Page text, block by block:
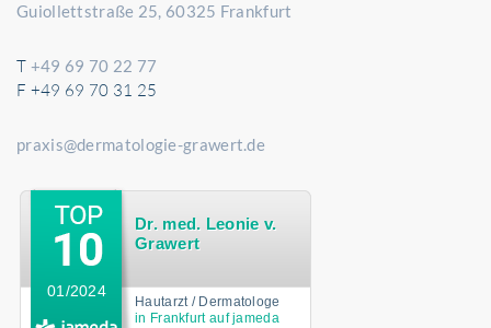
Guiollettstraße 25, 60325 Frankfurt
T +49 69 70 22 77
F +49 69 70 31 25
praxis@dermatologie-grawert.de
Dr. med. Leonie v.
Grawert
Hautarzt / Dermatologe
in Frankfurt auf jameda
01/2024